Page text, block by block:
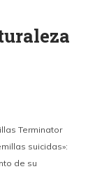
Terminator
suicidas»:
de su